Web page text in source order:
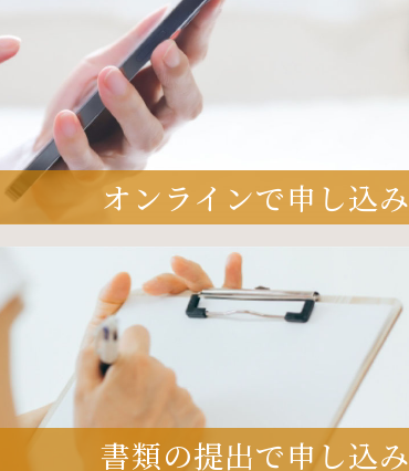
オンラインで申し込み
書類の提出で申し込み